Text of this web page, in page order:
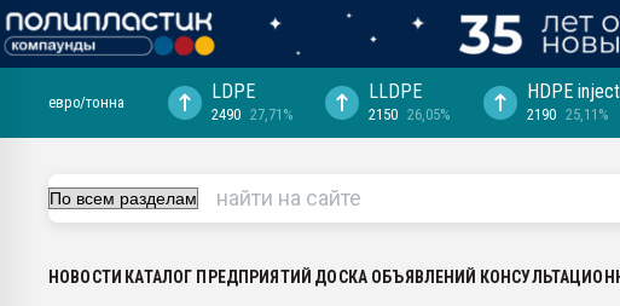
28.07.2026 "Технониколь" довольна
Всё, что касается выдува ПЭТ
евро/тонна LDPE
2490 27,71%
LLDPE
2150 26,05%
HDPE
2190 25,11%
НОВОСТИ КАТАЛОГ ПРЕДПРИЯТИЙ ДОСКА ОБЪЯВЛЕНИЙ